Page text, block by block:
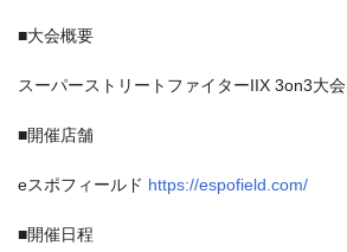
■大会概要
スーパーストリートファイターIIX 3on3大会
■開催店舗
eスポフィールド https://espofield.com/
■開催日程